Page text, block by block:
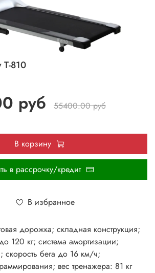
T-810
В избранное
руб
55400.00 руб
В корзину
в рассрочку/кредит
дорожка; складная конструкция;
120 кг; система амортизации;
скорость бега до 16 км/ч;
вес тренажера: 81 кг